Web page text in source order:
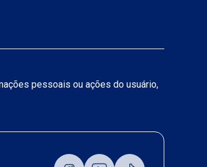
pessoais ou ações do usuário,